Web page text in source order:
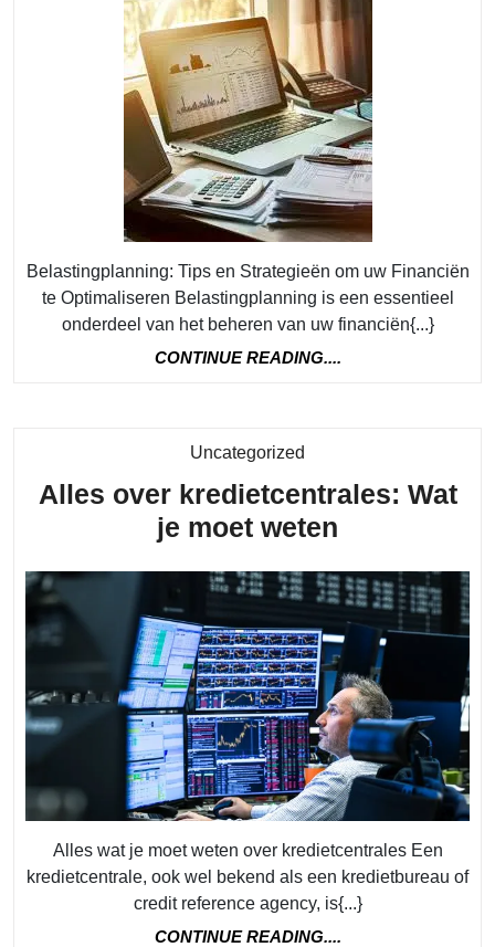
Belastingplanning: Tips en Strategieën om uw Financiën
te Optimaliseren Belastingplanning is een essentieel
onderdeel van het beheren van uw financiën{...}
CONTINUE READING....
Uncategorized
Alles over kredietcentrales: Wat
je moet weten
Wat
je
moet
weten
Alles wat je moet weten over kredietcentrales Een
kredietcentrale, ook wel bekend als een kredietbureau of
credit reference agency, is{...}
CONTINUE READING....